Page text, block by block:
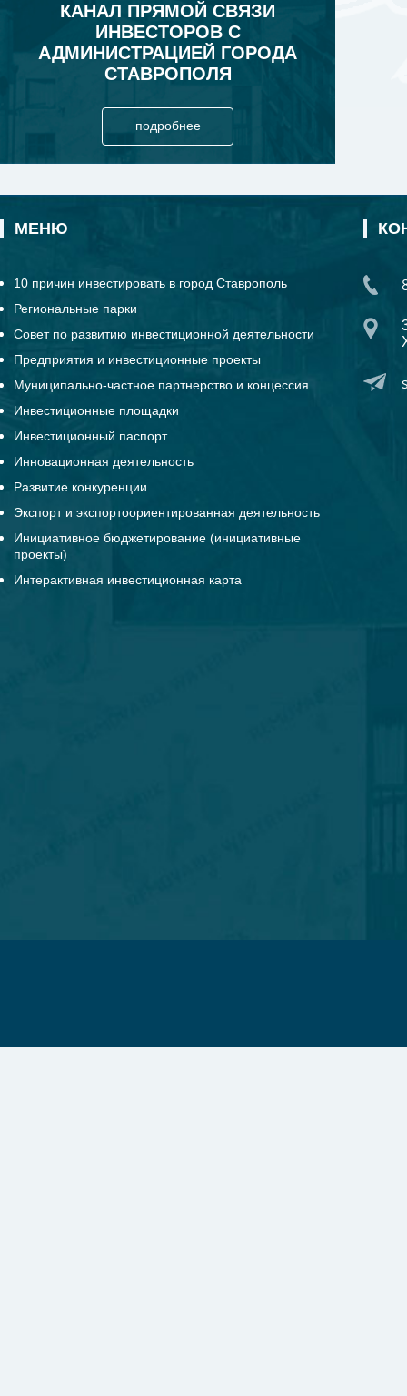
КАНАЛ ПРЯМОЙ СВЯЗИ
ИНВЕСТОРОВ С
АДМИНИСТРАЦИЕЙ ГОРОДА
СТАВРОПОЛЯ
подробнее
МЕНЮ
10 причин инвестировать в город Ставрополь
Региональные парки
Совет по развитию инвестиционной деятельности
Предприятия и инвестиционные проекты
Муниципально-частное партнерство и концессия
Инвестиционные площадки
Инвестиционный паспорт
Инновационная деятельность
Развитие конкуренции
Экспорт и экспортоориентированная деятельность
Инициативное бюджетирование (инициативные
проекты)
Интерактивная инвестиционная карта